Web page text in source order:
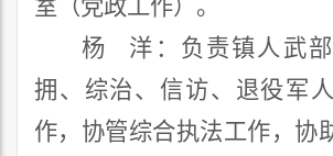
室（党政工作） 。
杨
洋：负责镇人武
拥、综治、信访、退役军
作，协管综合执法工作，协